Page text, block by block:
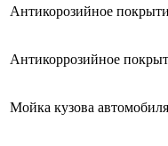
Антикорозийное
Антикоррозийное
Мойка кузова автомобиля